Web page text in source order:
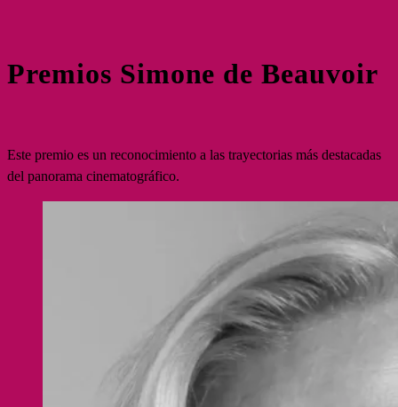
Premios Simone de Beauvoir
Este premio es un reconocimiento a las trayectorias más destacadas
del panorama cinematográfico.